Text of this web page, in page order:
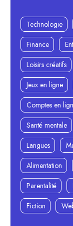
Technologie
Finance
Loisirs créatifs
Jeux en ligne
Comptes en
Santé mentale
Langues
Alimentation
Parentalité
Fiction